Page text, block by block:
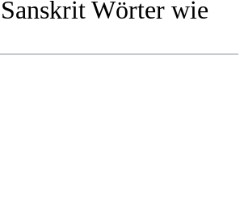
Wörter wie